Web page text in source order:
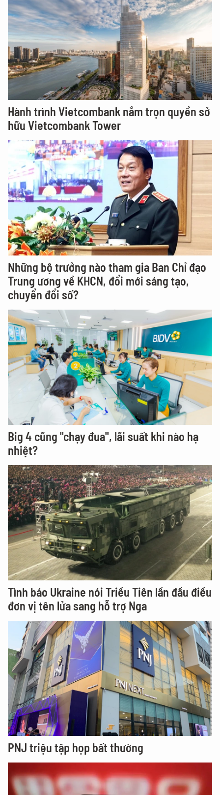
Hành trình Vietcombank nắm trọn quyền sở
hữu Vietcombank Tower
Những bộ trưởng nào tham gia Ban Chỉ đạo
Trung ương về KHCN, đổi mới sáng tạo,
chuyển đổi số?
Big 4 cũng "chạy đua", lãi suất khi nào hạ
nhiệt?
Tình báo Ukraine nói Triều Tiên lần đầu điều
đơn vị tên lửa sang hỗ trợ Nga
PNJ triệu tập họp bất thường